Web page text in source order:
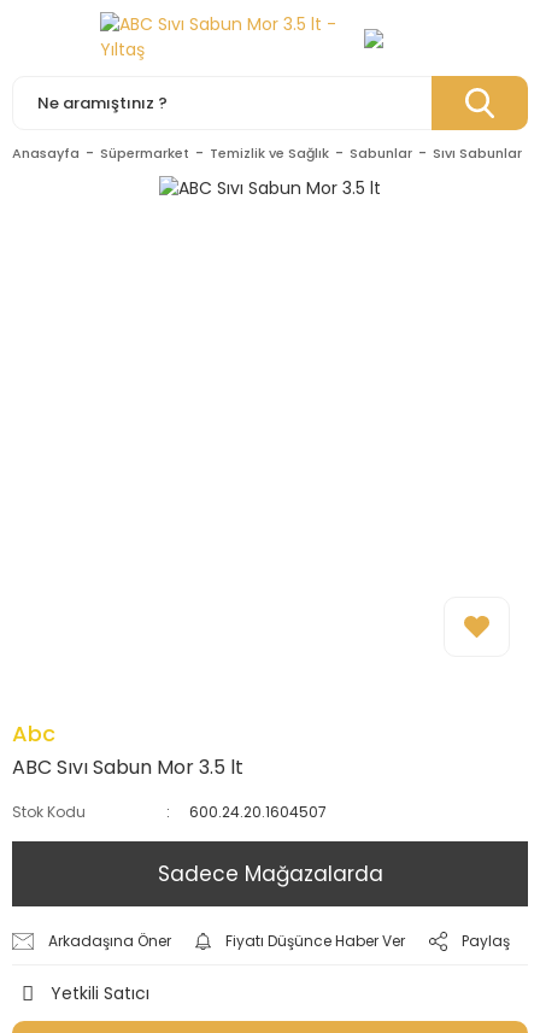
Anasayfa Süpermarket Temizlik ve Sağlık Sabunlar Sıvı Sabunlar
Abc
ABC Sıvı Sabun Mor 3.5 lt
Stok Kodu 600.24.20.1604507
Sadece Mağazalarda
Arkadaşına Öner Fiyatı Düşünce Haber Ver Paylaş
Yetkili Satıcı